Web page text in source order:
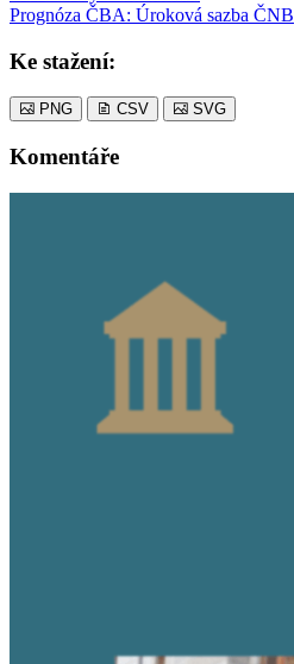
Prognóza ČBA: Úroková sazba ČNB
Ke stažení:
PNG CSV SVG
Komentáře